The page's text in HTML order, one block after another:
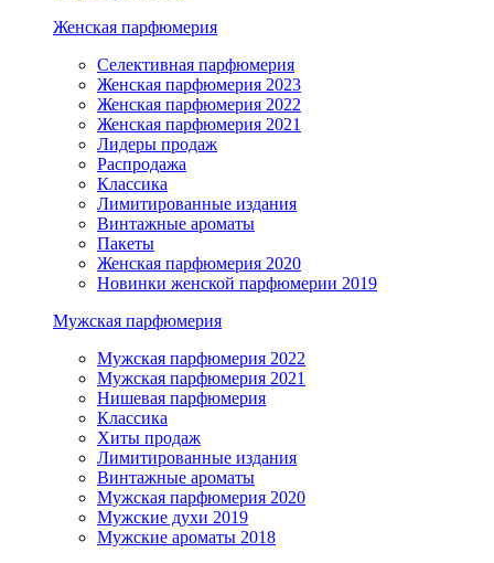
Женская парфюмерия
Селективная парфюмерия
Женская парфюмерия 2023
Женская парфюмерия 2022
Женская парфюмерия 2021
Лидеры продаж
Распродажа
Классика
Лимитированные издания
Винтажные ароматы
Пакеты
Женская парфюмерия 2020
Новинки женской парфюмерии 2019
Мужская парфюмерия
Мужская парфюмерия 2022
Мужская парфюмерия 2021
Нишевая парфюмерия
Классика
Хиты продаж
Лимитированные издания
Винтажные ароматы
Мужская парфюмерия 2020
Мужские духи 2019
Мужские ароматы 2018